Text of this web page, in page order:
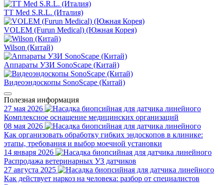
TT Med S.R.L. (Италия)
VOLEM (Furun Medical) (Южная Корея)
Wilson (Китай)
Аппараты УЗИ SonoScape (Китай)
Видеоэндоскопы SonoScape (Китай)
Полезная информация
27 мая 2026
Комплексное оснащение медицинских организаций
08 мая 2026
Как организовать обработку гибких эндоскопов в клинике:
этапы, требования и выбор моечной установки
14 января 2026
Распродажа ветеринарных УЗ датчиков
27 августа 2025
Как действует наркоз на человека: разбор от специалистов